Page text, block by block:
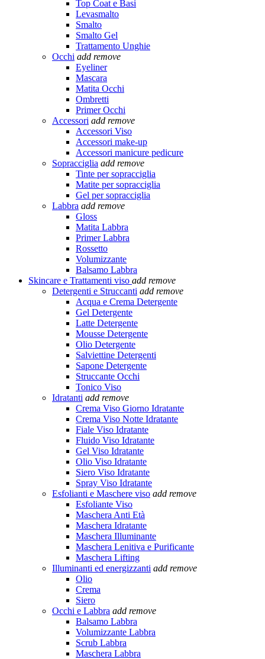
Top Coat e Basi
Levasmalto
Smalto
Smalto Gel
Trattamento Unghie
Occhi add remove
Eyeliner
Mascara
Matita Occhi
Ombretti
Primer Occhi
Accessori add remove
Accessori Viso
Accessori make-up
Accessori manicure pedicure
Sopracciglia add remove
Tinte per sopracciglia
Matite per sopracciglia
Gel per sopracciglia
Labbra add remove
Gloss
Matita Labbra
Primer Labbra
Rossetto
Volumizzante
Balsamo Labbra
Skincare e Trattamenti viso add remove
Detergenti e Struccanti add remove
Acqua e Crema Detergente
Gel Detergente
Latte Detergente
Mousse Detergente
Olio Detergente
Salviettine Detergenti
Sapone Detergente
Struccante Occhi
Tonico Viso
Idratanti add remove
Crema Viso Giorno Idratante
Crema Viso Notte Idratante
Fiale Viso Idratante
Fluido Viso Idratante
Gel Viso Idratante
Olio Viso Idratante
Siero Viso Idratante
Spray Viso Idratante
Esfolianti e Maschere viso add remove
Esfoliante Viso
Maschera Anti Età
Maschera Idratante
Maschera Illuminante
Maschera Lenitiva e Purificante
Maschera Lifting
Illuminanti ed energizzanti add remove
Olio
Crema
Siero
Occhi e Labbra add remove
Balsamo Labbra
Volumizzante Labbra
Scrub Labbra
Maschera Labbra